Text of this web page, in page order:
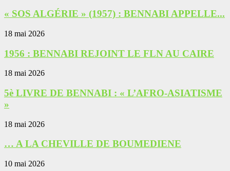
« SOS ALGÉRIE » (1957) : BENNABI APPELLE...
18 mai 2026
1956 : BENNABI REJOINT LE FLN AU CAIRE
18 mai 2026
5è LIVRE DE BENNABI : « L’AFRO-ASIATISME
»
18 mai 2026
… A LA CHEVILLE DE BOUMEDIENE
10 mai 2026